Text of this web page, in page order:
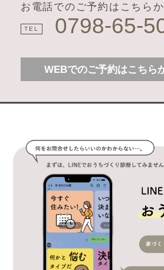
お電話でのご予約はこちらか
TEL 0798-65-
WEBでのご予約はこちら